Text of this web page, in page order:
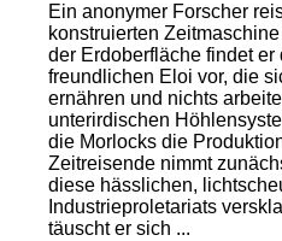
Ein anonymer Forscher
konstruierten
der Erdoberfläche findet er
freundlichen Eloi vor, die
ernähren und nichts
unterirdischen
die Morlocks die
Zeitreisende nimmt
diese hässlichen,
Industrieproletariats
täuscht er sich ...